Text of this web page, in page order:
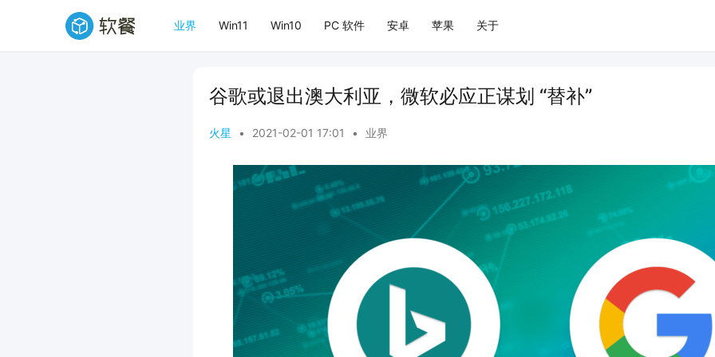
业界 Win11 Win10 PC 软件 安卓 苹果 关于
谷歌或退出澳大利亚，微软必应正谋划 “替补”
火星 • 2021-02-01 17:01 • 业界